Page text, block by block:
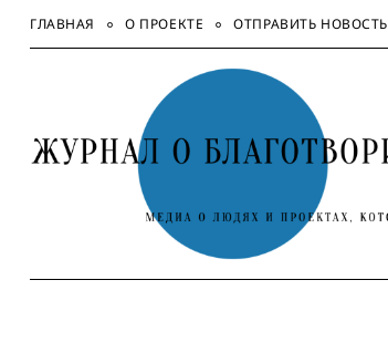
SkipГЛАВНАЯ О ПРОЕКТЕ ОТПРАВИТЬ НОВОСТЬ